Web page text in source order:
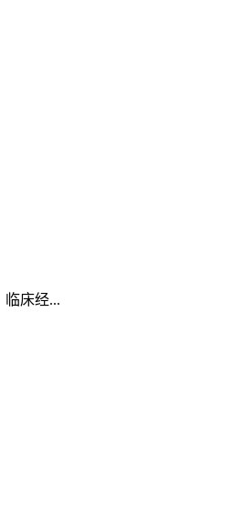
临床经...